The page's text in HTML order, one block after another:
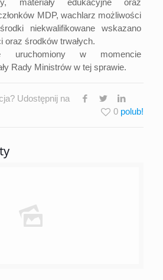
materiały edukacyjne oraz
MDP, wachlarz możliwości
niekwalifikowane wskazano
oraz środków trwałych.
uruchomiony w momencie
Rady Ministrów w tej sprawie.
Udostępnij na
0